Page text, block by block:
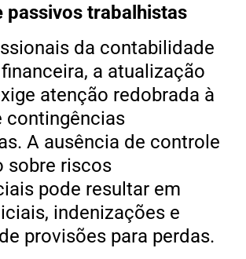
passivos trabalhistas
da contabilidade
a atualização
atenção redobrada à
contingências
A ausência de controle
sobre riscos
pode resultar em
indenizações e
provisões para perdas.